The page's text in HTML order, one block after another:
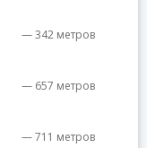
— 342 метров
— 657 метров
— 711 метров